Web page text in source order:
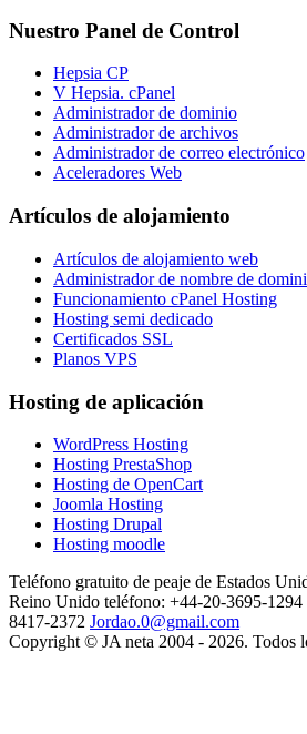
Nuestro Panel de Control
Hepsia CP
V Hepsia. cPanel
Administrador de dominio
Administrador de archivos
Administrador de correo electrónico
Aceleradores Web
Artículos de alojamiento
Artículos de alojamiento web
Administrador de nombre de
Funcionamiento cPanel Hosting
Hosting semi dedicado
Certificados SSL
Planos VPS
Hosting de aplicación
WordPress Hosting
Hosting PrestaShop
Hosting de OpenCart
Joomla Hosting
Hosting Drupal
Hosting moodle
Teléfono gratuito de peaje de Estados
Reino Unido teléfono: +44-20-3695-1294
8417-2372 Jordao.0@gmail.com
Copyright © JA neta 2004 - 2026. Todos